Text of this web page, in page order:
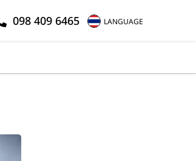
098 409 6465 LANGUAGE